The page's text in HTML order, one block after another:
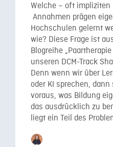
Welche – oft impliziten
Annahmen prägen
Hochschulen gelernt
wie? Diese Frage ist
Blogreihe
unseren DCM-Track
Denn wenn wir über
oder KI sprechen,
voraus, was Bildung
das ausdrücklich zu
liegt ein Teil des